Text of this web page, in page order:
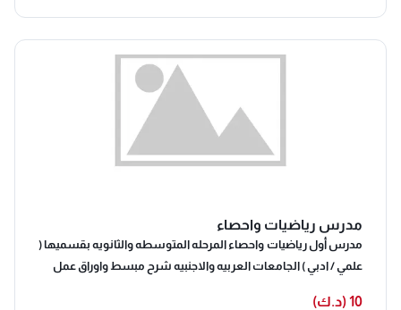
مدرس رياضيات واحصاء
مدرس أول رياضيات واحصاء المرحله المتوسطه والثانويه بقسميها (
علمي / ادبي ) الجامعات العربيه والاجنبيه شرح مبسط واوراق عمل
10 (د.ك)